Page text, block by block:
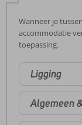
Wanneer je
accommodatie
toepassing.
Ligging
Algemeen